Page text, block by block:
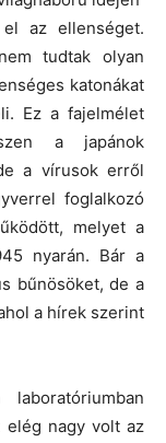
az ellenséget.
tudtak olyan
katonákat
Ez a fajelmélet
a japánok
a vírusok erről
foglalkozó
melyet a
nyarán. Bár a
bűnösöket, de a
a hírek szerint
elég nagy volt az